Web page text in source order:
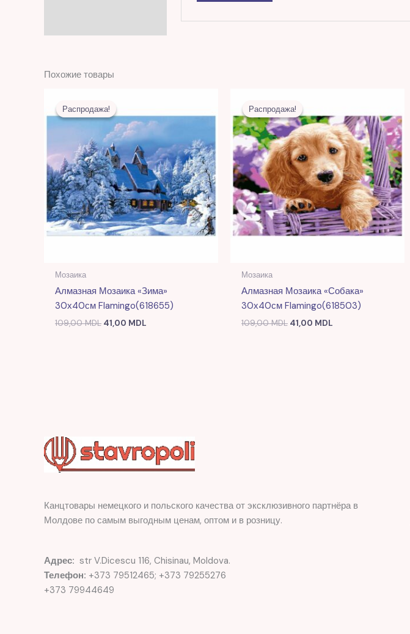
Похожие товары
Распродажа!
Распродажа!
Мозаика
Алмазная Мозаика «Зима»
30х40см Flamingo(618655)
109,00MDL
цена
составляла
109,00 MDL.
41,00 MDL
41,00 MDL.
Распродажа!
Распродажа!
Мозаика
Алмазная Мозаика «Собака»
30х40см Flamingo(618503)
109,00MDL
цена
составляла
109,00 MDL.
41,00 MDL
41,00 MDL.
Канцтовары немецкого и польского качества от эксклюзивного партнёра в
Молдове по самым выгодным ценам, оптом и в розницу.
Адрес: str V.Dicescu 116, Chisinau, Moldova.
Телефон: +373 79512465; +373 79255276
+373 79944649